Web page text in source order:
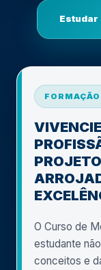
Estudar
O Curso de
estudante
conceitos e